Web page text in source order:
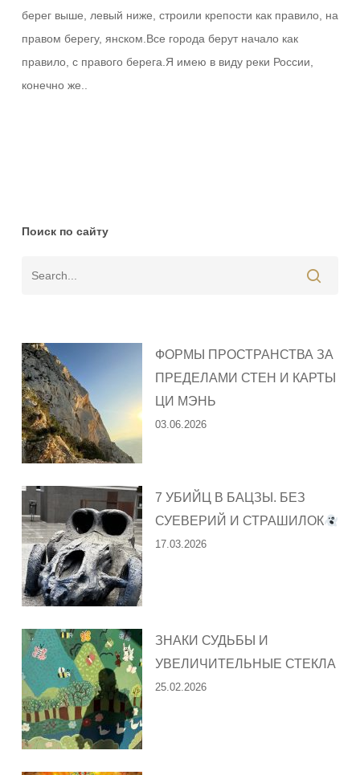
берег выше, левый ниже, строили крепости как правило, на
правом берегу, янском.Все города берут начало как
правило, с правого берега.Я имею в виду реки России,
конечно же..
Поиск по сайту
ФОРМЫ ПРОСТРАНСТВА ЗА
ПРЕДЕЛАМИ СТЕН И КАРТЫ
ЦИ МЭНЬ
03.06.2026
7 УБИЙЦ В БАЦЗЫ. БЕЗ
СУЕВЕРИЙ И СТРАШИЛОК
17.03.2026
ЗНАКИ СУДЬБЫ И
УВЕЛИЧИТЕЛЬНЫЕ СТЕКЛА
25.02.2026